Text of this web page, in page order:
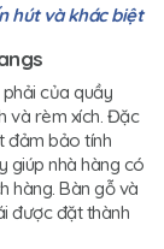
hút và khác biệt
của quầy
và rèm xích. Đặc
đảm bảo tính
giúp nhà hàng có
hàng. Bàn gỗ và
được đặt thành